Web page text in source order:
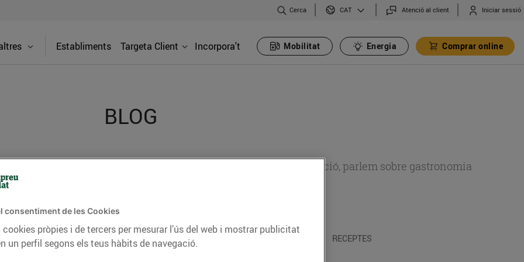
Cerca CAT Atenció al client Iniciar sessió
Establiments Targeta Client Incorpora't Mobilitat Energia Comprar online
BLOG
consells nutricionals, informació d’actualitat sobre alimentació, parlem sobre gastronomia
CONSELLS I HÀBITS SALUDABLES ENERGIA GASTRONOMIA I TRADICIONS RECEPTES
consentiment de les Cookies
pròpies i de tercers per mesurar l’ús del web i mostrar publicitat
un perfil segons els teus hàbits de navegació.